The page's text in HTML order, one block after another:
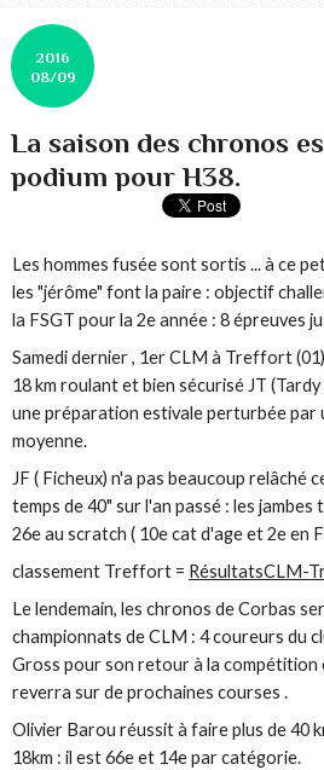
2016
08/09
La saison des chronos
podium pour H38.
Les hommes fusée sont sortis ... à ce
les "jérôme" font la paire : objectif
la FSGT pour la 2e année : 8 épreuves
Samedi dernier , 1er CLM à Treffort
18 km roulant et bien sécurisé JT
une préparation estivale perturbée par
moyenne.
JF ( Ficheux) n'a pas beaucoup relâché
temps de 40" sur l'an passé : les
26e au scratch ( 10e cat d'age et 2e en
classement Treffort = RésultatsCLM-
Le lendemain, les chronos de Corbas
championnats de CLM : 4 coureurs du
Gross pour son retour à la compétition
reverra sur de prochaines courses .
Olivier Barou réussit à faire plus de 40
18km : il est 66e et 14e par catégorie.